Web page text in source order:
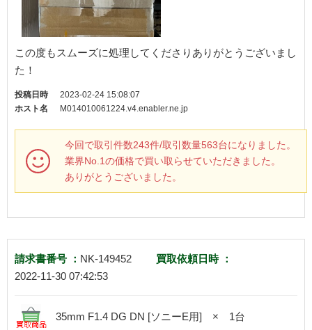
この度もスムーズに処理してくださりありがとうございまし
た！
投稿日時
2023-02-24 15:08:07
ホスト名
M014010061224.v4.enabler.ne.jp
今回で取引件数243件/取引数量563台になりました。
業界No.1の価格で買い取らせていただきました。
ありがとうございました。
請求書番号 ： NK-149452
買取依頼日時 ：
2022-11-30 07:42:53
35mm F1.4 DG DN [ソニーE用] × 1台